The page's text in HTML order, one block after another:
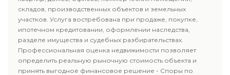
складов, производственных объектов и земельных
участков. Услуга востребована при продаже, покупке,
ипотечном кредитовании, оформлении наследства,
разделе имущества и судебных разбирательствах.
Профессиональная оценка недвижимости позволяет
определить реальную рыночную стоимость объекта и
принять выгодное финансовое решение - Споры по